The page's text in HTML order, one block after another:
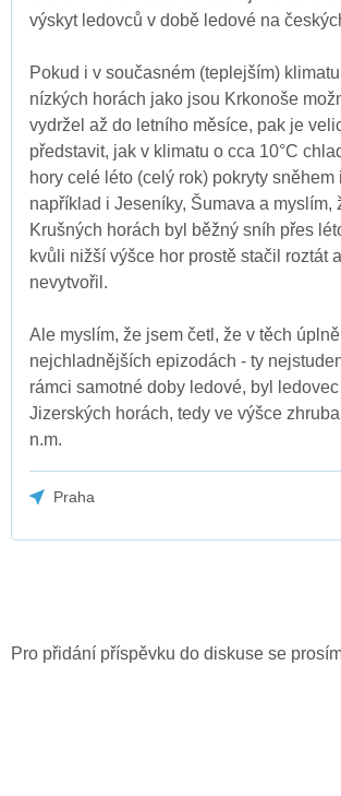
výskyt ledovců v době ledové na
Pokud i v současném (teplejším)
nízkých horách jako jsou Krkonoše
vydržel až do letního měsíce, pak je
představit, jak v klimatu o cca 10°C
hory celé léto (celý rok) pokryty sněhem
například i Jeseníky, Šumava a myslím,
Krušných horách byl běžný sníh přes
kvůli nižší výšce hor prostě stačil roztát
nevytvořil.
Ale myslím, že jsem četl, že v těch úplně
nejchladnějších epizodách - ty
rámci samotné doby ledové, byl
Jizerských horách, tedy ve výšce
n.m.
Praha
Pro přidání příspěvku do diskuse se